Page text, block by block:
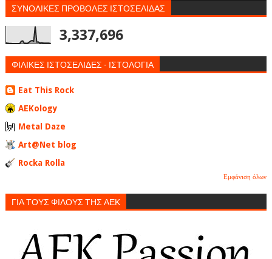
ΣΥΝΟΛΙΚΕΣ ΠΡΟΒΟΛΕΣ ΙΣΤΟΣΕΛΙΔΑΣ
3,337,696
ΦΙΛΙΚΕΣ ΙΣΤΟΣΕΛΙΔΕΣ - ΙΣΤΟΛΟΓΙΑ
Eat This Rock
AEKology
Metal Daze
Art@Net blog
Rocka Rolla
Εμφάνιση όλων
ΓΙΑ ΤΟΥΣ ΦΙΛΟΥΣ ΤΗΣ ΑΕΚ